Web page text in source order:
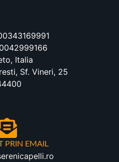
Italia
Sf. Vineri, 25
PRIN EMAIL